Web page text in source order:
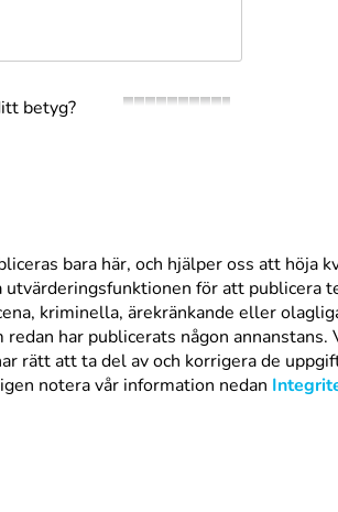
betyg?
bara här, och hjälper oss att höja
utvärderingsfunktionen för att publicera
kriminella, ärekränkande eller
redan har publicerats någon
rätt att ta del av och korrigera de
notera vår information nedan